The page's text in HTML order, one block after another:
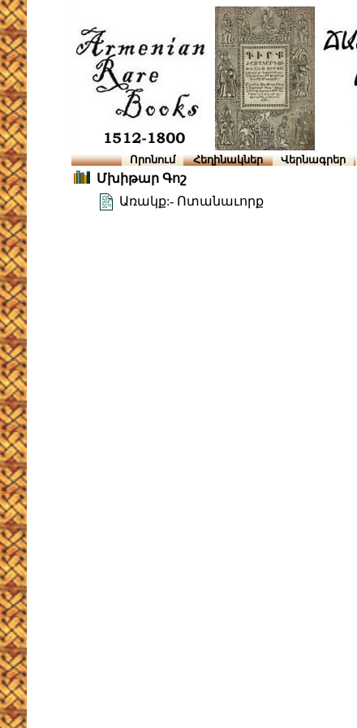
Որոնում Հեղինակներ Վերնագրեր
Մխիթար Գոշ
Առակք:- Ոտանաւորք